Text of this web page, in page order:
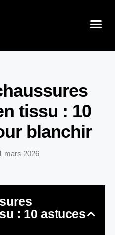
tissu : 10
blanchir
mars 2026
: 10 astuces